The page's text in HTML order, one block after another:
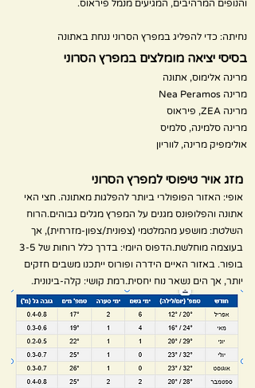
והנופים המרהיבים, המגיעים מנמל פיראוס.
נחיתה: כדי להפליג במפרץ הסרוני ננחת באתונה
בסיסי יציאה מומלצים במפרץ הסרוני
מרינה אלימוס, אתונה
מרינה Nea Peramos
מרינה ZEA, פיראוס
מרינה סלמינה, סלמיס
אולימפיק מרינה, לווריון
מזג אויר טיפוסי למפרץ הסרוני
אופי: האזור הפופולרי ביותר להפלגות מאתונה. חצי האי
אתונה והפלופונס מגנים על המפרץ מגלים גבוהים.הרוח
השלטת: מושפע מהמלטמי (צפונית/צפון-מזרחית), אך
בעוצמה מוחלשת.הדפוס היומי: בדרך כלל רוחות של 3-5
בופור. באזור האיים הידרה ופורוס ייתכנו משבים חזקים
יותר, אך הים נשאר נוח יחסית.רמת קושי: קלה-בינונית.